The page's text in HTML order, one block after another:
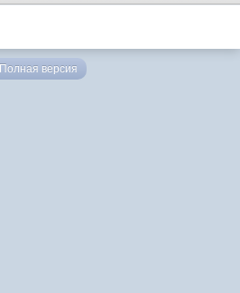
Полная версия